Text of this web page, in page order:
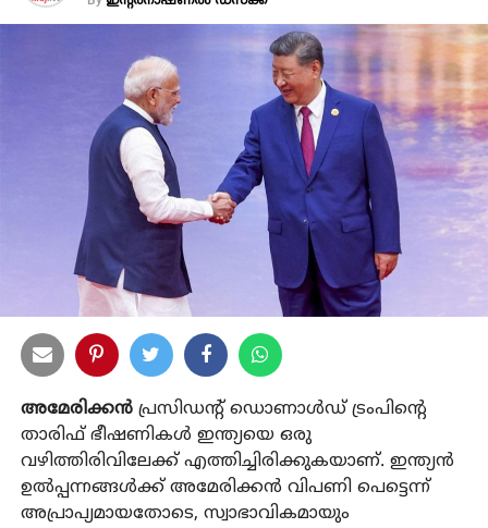
അമേരിക്കൻപ്രസിഡൻ്റ് ഡൊണാൾഡ് ട്രംപിൻ്റെ
താരിഫ് ഭീഷണികൾ ഇന്ത്യയെ ഒരു
വഴിത്തിരിവിലേക്ക് എത്തിച്ചിരിക്കുകയാണ്. ഇന്ത്യൻ
ഉൽപ്പന്നങ്ങൾക്ക് അമേരിക്കൻ വിപണി പെട്ടെന്ന്
അപ്രാപ്യമായതോടെ, സ്വാഭാവികമായും